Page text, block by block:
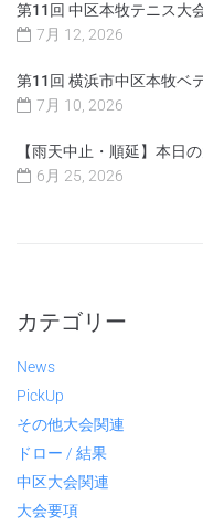
第11回 中区本牧テニス大
7月 12, 2026
第11回 横浜市中区本牧ベ
7月 10, 2026
【雨天中止・順延】本日
6月 25, 2026
カテゴリー
News
PickUp
その他大会関連
ドロー / 結果
中区大会関連
大会要項